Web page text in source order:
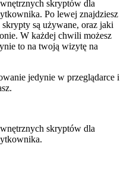
skryptów dla
Po lewej znajdziesz
są używane, oraz jaki
W każdej chwili możesz
to na twoją wizytę na
jedynie w przeglądarce i
skryptów dla